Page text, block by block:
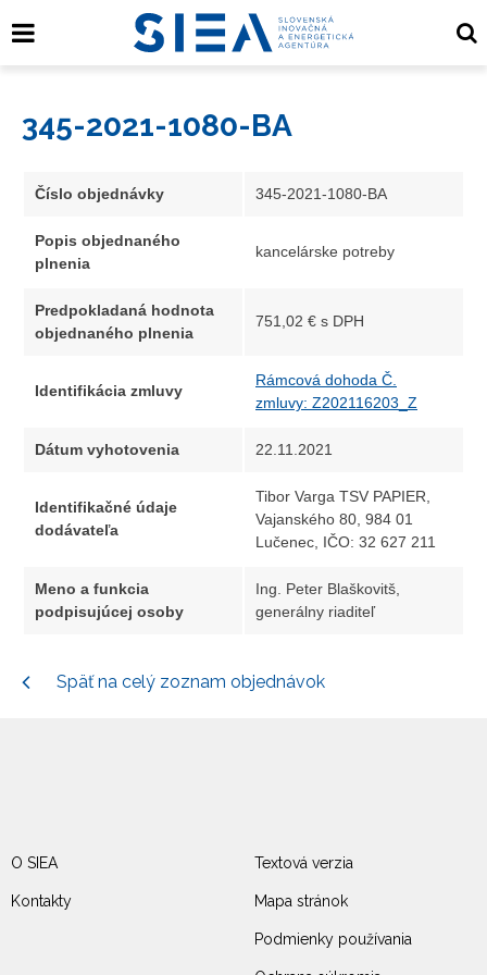
345-2021-1080-BA
Číslo objednávky 345-2021-1080-BA
Popis objednaného
plnenia
kancelárske potreby
Predpokladaná hodnota
objednaného plnenia
751,02 € s DPH
Identifikácia zmluvy
Rámcová dohoda Č.
zmluvy: Z202116203_Z
Dátum vyhotovenia 22.11.2021
Identifikačné údaje
dodávateľa
Tibor Varga TSV PAPIER,
Vajanského 80, 984 01
Lučenec, IČO: 32 627 211
Meno a funkcia
podpisujúcej osoby
Ing. Peter Blaškovitš,
generálny riaditeľ
Späť na celý zoznam objednávok
O SIEA
Kontakty
Textová verzia
Mapa stránok
Podmienky používania